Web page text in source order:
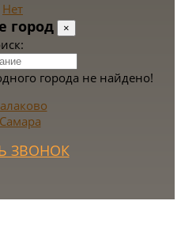
Нет
город ×
города не найдено!
Самара
ЗВОНОК